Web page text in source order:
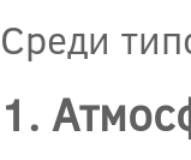
Среди
1.